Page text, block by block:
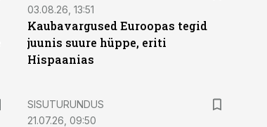
03.08.26, 13:51
Kaubavargused Euroopas tegid
juunis suure hüppe, eriti
Hispaanias
ST
SISUTURUNDUS
21.07.26, 09:50